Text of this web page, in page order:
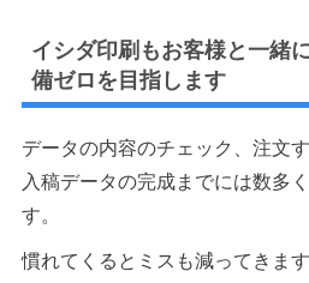
イシダ印刷もお客様と一緒
備ゼロを目指します
データの内容のチェック、注文
入稿データの完成までには数多
す。
慣れてくるとミスも減ってきま